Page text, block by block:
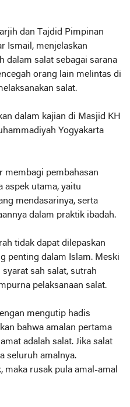
dan Tajdid Pimpinan
Ismail, menjelaskan
dalam salat sebagai sarana
orang lain melintas di
salat.
dalam kajian di Masjid KH
Yogyakarta
membagi pembahasan
aspek utama, yaitu
mendasarinya, serta
dalam praktik ibadah.
tidak dapat dilepaskan
penting dalam Islam. Meski
sah salat, sutrah
pelaksanaan salat.
mengutip hadis
bahwa amalan pertama
adalah salat. Jika salat
seluruh amalnya.
maka rusak pula amal-amal